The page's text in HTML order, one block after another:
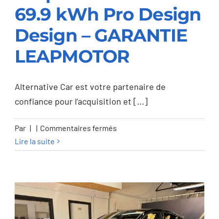
Leapmotor C10 C10
69.9 kWh Pro Design
Design – GARANTIE
69.9 kWh Pro Design
Design – GARANTIE
LEAPMOTOR
Alternative Car est votre partenaire de
confiance pour l’acquisition et [...]
Par | | Commentaires fermés
C10
69.9
kWh
Lire la suite